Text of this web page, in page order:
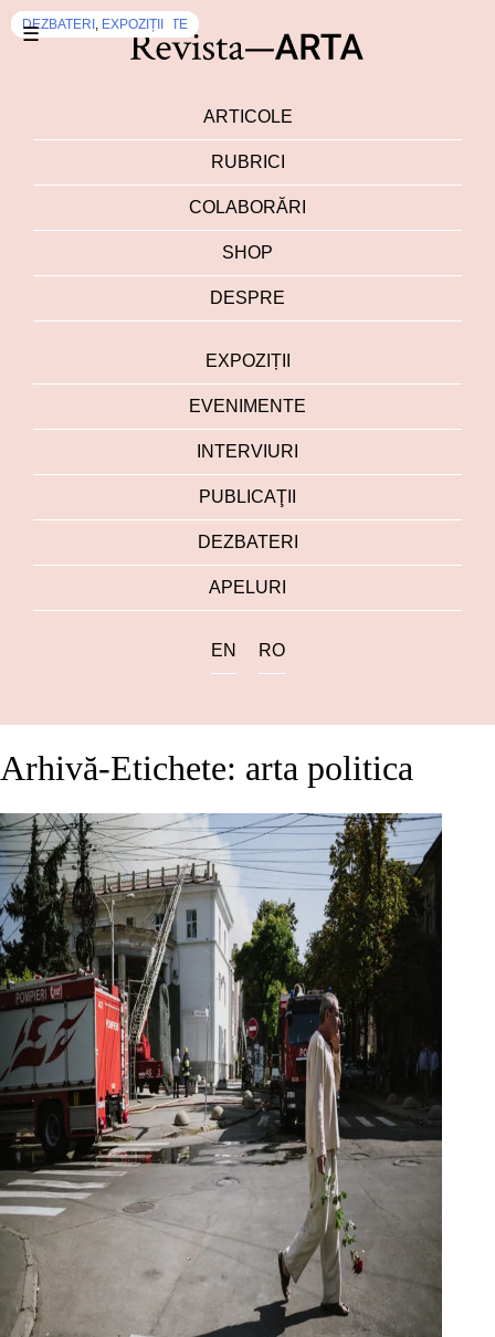
☰
ARTICOLE
RUBRICI
COLABORĂRI
SHOP
DESPRE
EXPOZIȚII
EVENIMENTE
INTERVIURI
PUBLICAŢII
DEZBATERI
APELURI
EN RO
Arhivă-Etichete: arta politica
DEZBATERI
EXPOZIȚII
EVENIMENTE
DEZBATERI , EVENIMENTE
EXPOZIȚII
EVENIMENTE
DEZBATERI , EVENIMENTE
INTERVIURI
EXPOZIȚII
DEZBATERI , EXPOZIȚII